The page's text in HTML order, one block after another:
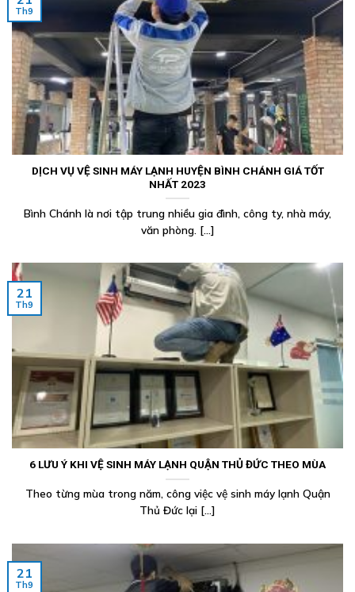
DỊCH VỤ VỆ SINH MÁY LẠNH HUYỆN BÌNH CHÁNH GIÁ TỐT
NHẤT 2023
Bình Chánh là nơi tập trung nhiều gia đình, công ty, nhà máy,
văn phòng. [...]
Th9
6 LƯU Ý KHI VỆ SINH MÁY LẠNH QUẬN THỦ ĐỨC THEO MÙA
Theo từng mùa trong năm, công việc vệ sinh máy lạnh Quận
Thủ Đức lại [...]
21
Th9
21
Th9